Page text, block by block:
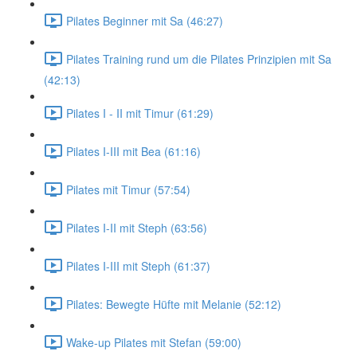
Pilates Beginner mit Sa (46:27)
Pilates Training rund um die Pilates Prinzipien mit Sa
(42:13)
Pilates I - II mit Timur (61:29)
Pilates I-III mit Bea (61:16)
Pilates mit Timur (57:54)
Pilates I-II mit Steph (63:56)
Pilates I-III mit Steph (61:37)
Pilates: Bewegte Hüfte mit Melanie (52:12)
Wake-up Pilates mit Stefan (59:00)